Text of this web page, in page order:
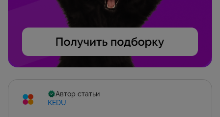
Автор статьи
KEDU